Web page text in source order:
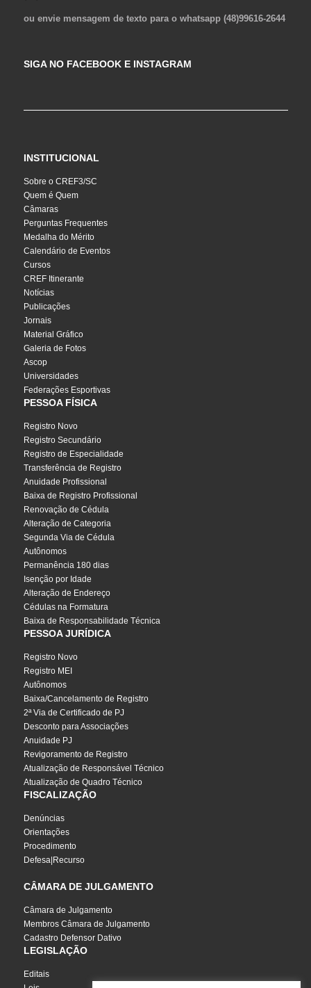
ou envie mensagem de texto para o whatsapp (48)99616-2644
SIGA NO FACEBOOK E INSTAGRAM
INSTITUCIONAL
Sobre o CREF3/SC
Quem é Quem
Câmaras
Perguntas Frequentes
Medalha do Mérito
Calendário de Eventos
Cursos
CREF Itinerante
Notícias
Publicações
Jornais
Material Gráfico
Galeria de Fotos
Ascop
Universidades
Federações Esportivas
PESSOA FÍSICA
Registro Novo
Registro Secundário
Registro de Especialidade
Transferência de Registro
Anuidade Profissional
Baixa de Registro Profissional
Renovação de Cédula
Alteração de Categoria
Segunda Via de Cédula
Autônomos
Permanência 180 dias
Isenção por Idade
Alteração de Endereço
Cédulas na Formatura
Baixa de Responsabilidade Técnica
PESSOA JURÍDICA
Registro Novo
Registro MEI
Autônomos
Baixa/Cancelamento de Registro
2ª Via de Certificado de PJ
Desconto para Associações
Anuidade PJ
Revigoramento de Registro
Atualização de Responsável Técnico
Atualização de Quadro Técnico
FISCALIZAÇÃO
Denúncias
Orientações
Procedimento
Defesa|Recurso
CÂMARA DE JULGAMENTO
Câmara de Julgamento
Membros Câmara de Julgamento
Cadastro Defensor Dativo
LEGISLAÇÃO
Editais